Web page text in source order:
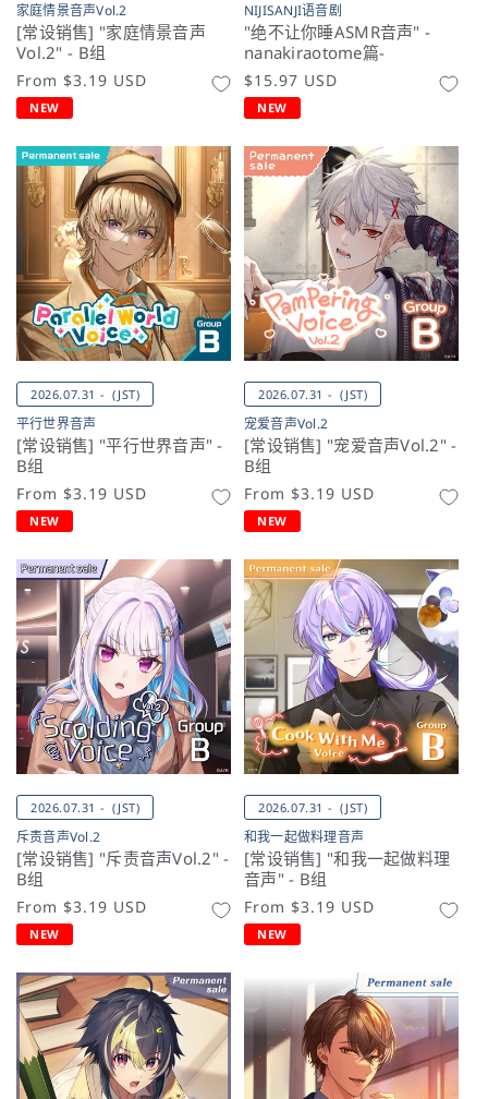
家庭情景音声Vol.2
[常设销售] "家庭情景音声
Vol.2" - B组
常
规
价
格
From $3.19 USD
NEW
NIJISANJI语音剧
"绝不让你睡ASMR音声" -
nanakiraotome篇-
常
规
价
格
$15.97 USD
NEW
2026.07.31 - (JST)
平行世界音声
[常设销售] "平行世界音声" -
B组
常
规
价
格
From $3.19 USD
NEW
2026.07.31 - (JST)
宠爱音声Vol.2
[常设销售] "宠爱音声Vol.2" -
B组
常
规
价
格
From $3.19 USD
NEW
2026.07.31 - (JST)
斥责音声Vol.2
[常设销售] "斥责音声Vol.2" -
B组
常
规
价
格
From $3.19 USD
NEW
2026.07.31 - (JST)
和我一起做料理音声
[常设销售] "和我一起做料理
音声" - B组
常
规
价
From $3.19 USD
NEW